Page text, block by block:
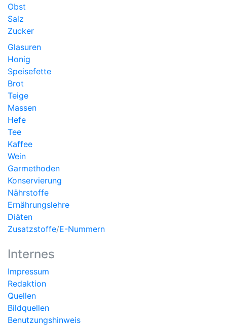
Obst
Salz
Zucker
Glasuren
Honig
Speisefette
Brot
Teige
Massen
Hefe
Tee
Kaffee
Wein
Garmethoden
Konservierung
Nährstoffe
Ernährungslehre
Diäten
Zusatzstoffe/E-Nummern
Internes
Impressum
Redaktion
Quellen
Bildquellen
Benutzungshinweis